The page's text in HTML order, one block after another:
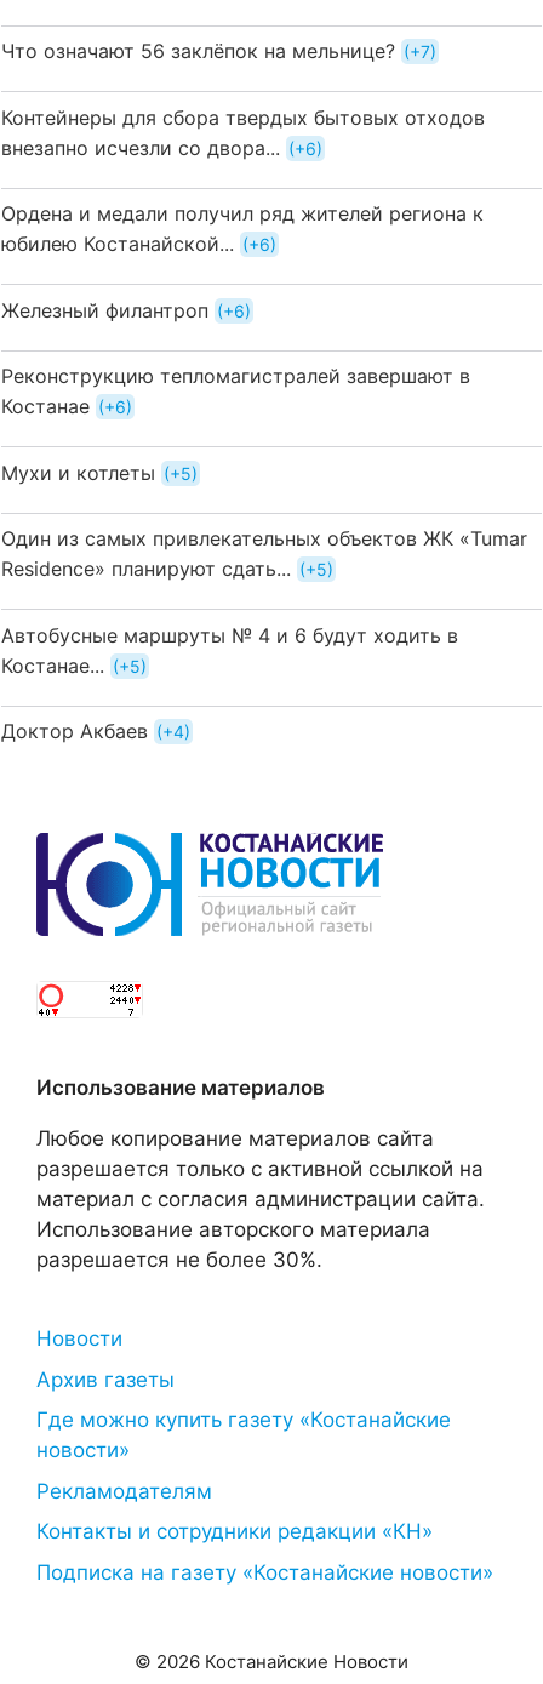
Что означают 56 заклёпок на мельнице? +7
Контейнеры для сбора твердых бытовых отходов
внезапно исчезли со двора...
+6
Ордена и медали получил ряд жителей региона к
юбилею Костанайской...
+6
Железный филантроп +6
Реконструкцию тепломагистралей завершают в
Костанае
+6
Мухи и котлеты +5
Один из самых привлекательных объектов ЖК «Tumar
Residence» планируют сдать...
+5
Автобусные маршруты № 4 и 6 будут ходить в
Костанае...
+5
Доктор Акбаев +4
Использование материалов
Любое копирование материалов сайта
разрешается только с активной ссылкой на
материал с согласия администрации сайта.
Использование авторского материала
разрешается не более 30%.
Новости
Архив газеты
Где можно купить газету «Костанайские
новости»
Рекламодателям
Контакты и сотрудники редакции «КН»
Подписка на газету «Костанайские новости»
© 2026 Костанайские Новости